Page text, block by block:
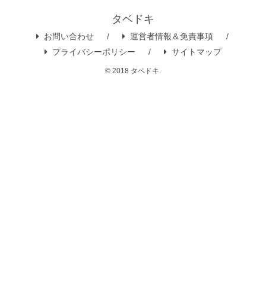
タベドキ
お問い合わせ
運営者情報＆免責事項
プライバシーポリシー
サイトマップ
© 2018 タベドキ.